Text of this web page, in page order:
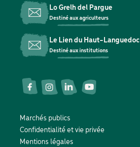
Lo Grelh del Pargue
Destiné aux agriculteurs
Le Lien du Haut-Languedoc
Destiné aux institutions
Réseaux
Pied
de
Marchés publics
Confidentialité et vie privée
Mentions légales